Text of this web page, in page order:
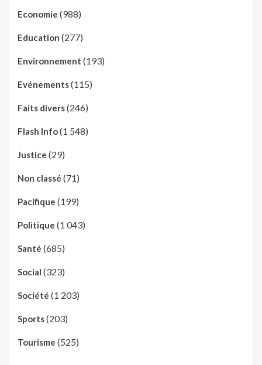
Economie (988)
Education (277)
Environnement (193)
Evénements(115)
Faits divers(246)
Flash Info(1 548)
Justice (29)
Non classé (71)
Pacifique (199)
Politique (1 043)
Santé (685)
Social (323)
Société (1 203)
Sports(203)
Tourisme (525)